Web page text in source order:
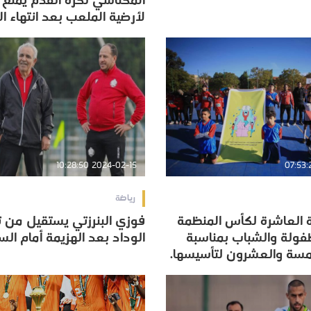
لأرضية الملعب بعد انتهاء
لأرضية الملعب بعد انتهاء
العاشرة لكأس المنظمة
والشباب بمناسبة
والعشرون لتأسيسها.
العاشرة لكأس المنظمة
والشباب بمناسبة
والعشرون لتأسيسها.
2024-02-15 10:28:50
رياضة
فوزي البنرزتي يستقيل من
الوداد بعد الهزيمة أمام
فوزي البنرزتي يستقيل من
الوداد بعد الهزيمة أمام